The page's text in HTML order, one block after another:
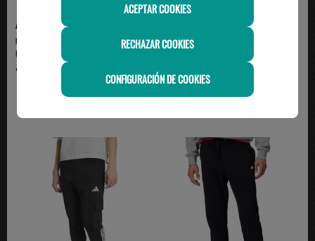
ADIDAS
pantalón adidas tres bandas
hombre con puño, ve...
49.95€
pantalón de chandal hombre nike
ACEPTAR COOKIES
RECHAZAR COOKIES
CONFIGURACIÓN DE COOKIES